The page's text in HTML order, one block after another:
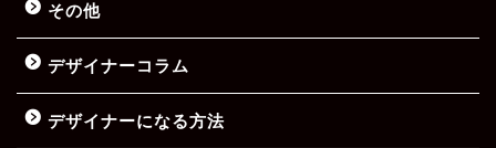
その他
デザイナーコラム
デザイナーになる方法